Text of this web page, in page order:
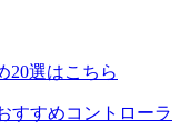
20選はこちら
すすめコントローラ